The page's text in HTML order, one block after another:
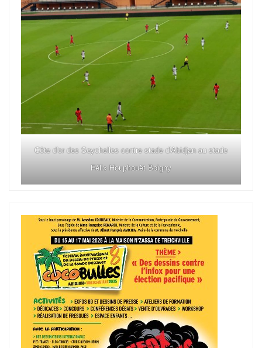
Côte d'or des Seychelles contre stade d'Abidjan au stade
Félix Houphouët Boigny